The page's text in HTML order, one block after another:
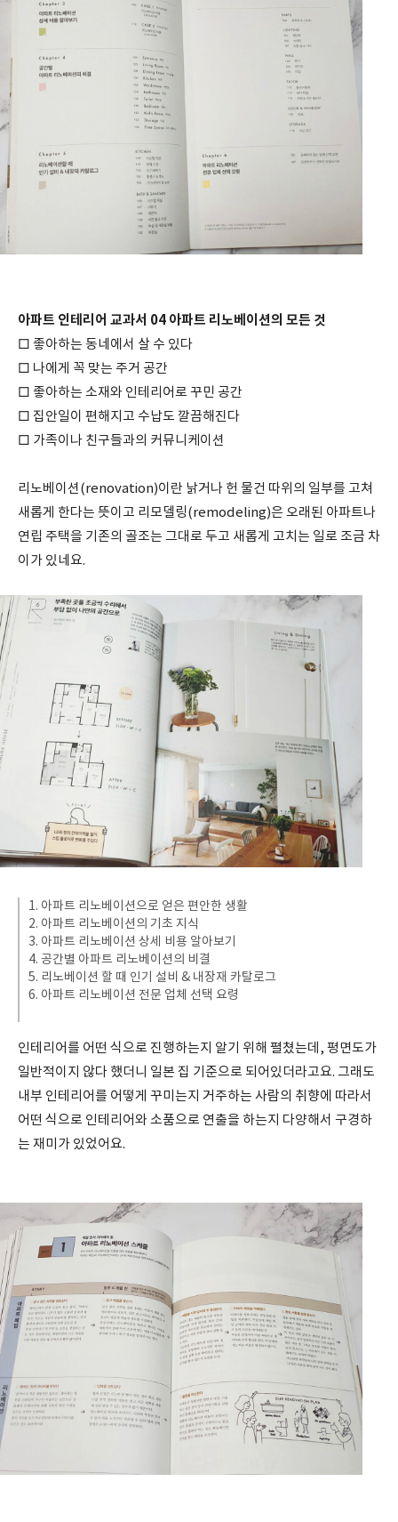
아파트 인테리어 교과서 04 아파트 리노베이션의 모든 것
□ 좋아하는 동네에서 살 수 있다
□ 나에게 꼭 맞는 주거 공간
□ 좋아하는 소재와 인테리어로 꾸민 공간
□ 집안일이 편해지고 수납도 깔끔해진다
□ 가족이나 친구들과의 커뮤니케이션
리노베이션(renovation)이란 낡거나 헌 물건 따위의 일부를 고쳐
새롭게 한다는 뜻이고 리모델링(remodeling)은 오래된 아파트나
연립 주택을 기존의 골조는 그대로 두고 새롭게 고치는 일로 조금 차
이가 있네요.
1. 아파트 리노베이션으로 얻은 편안한 생활
2. 아파트 리노베이션의 기초 지식
3. 아파트 리노베이션 상세 비용 알아보기
4. 공간별 아파트 리노베이션의 비결
5. 리노베이션 할 때 인기 설비 & 내장재 카탈로그
6. 아파트 리노베이션 전문 업체 선택 요령
인테리어를 어떤 식으로 진행하는지 알기 위해 펼쳤는데, 평면도가
일반적이지 않다 했더니 일본 집 기준으로 되어있더라고요. 그래도
내부 인테리어를 어떻게 꾸미는지 거주하는 사람의 취향에 따라서
어떤 식으로 인테리어와 소품으로 연출을 하는지 다양해서 구경하
는 재미가 있었어요.